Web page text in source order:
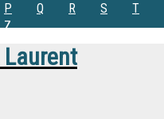
P Q R S
T
Z
Laurent